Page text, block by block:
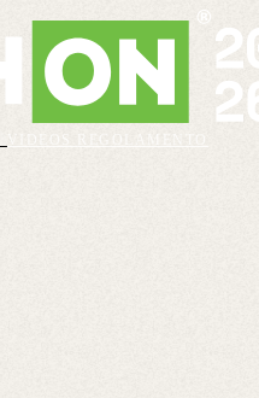
VIDEOS
REGOLAMENTO